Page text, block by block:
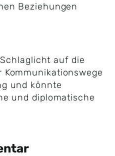
Beziehungen
auf die
und könnte
und diplomatische